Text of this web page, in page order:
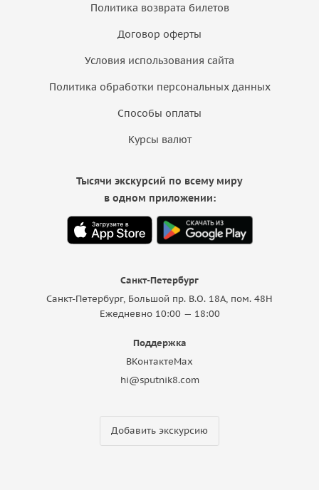
Политика возврата билетов
Договор оферты
Условия использования сайта
Политика обработки персональных данных
Способы оплаты
Курсы валют
Санкт-Петербург
Санкт-Петербург, Большой пр. В.О. 18A, пом. 48Н
Ежедневно 10:00 — 18:00
Поддержка
ВКонтактеMax
hi@sputnik8.com
Добавить экскурсию
Тысячи экскурсий по всему миру
в одном приложении: